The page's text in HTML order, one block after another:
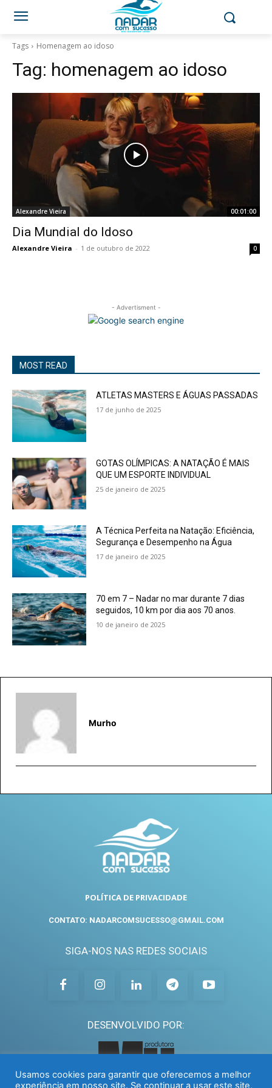
Tags Homenagem ao idoso
Tag: homenagem ao idoso
Alexandre Vieira 00:01:00
Dia Mundial do Idoso
Alexandre Vieira - 1 de outubro de 2022 0
- Advertisment -
MOST READ
ATLETAS MASTERS E ÁGUAS PASSADAS
17 de junho de 2025
GOTAS OLÍMPICAS: A NATAÇÃO É MAIS
QUE UM ESPORTE INDIVIDUAL
25 de janeiro de 2025
A Técnica Perfeita na Natação: Eficiência,
Segurança e Desempenho na Água
17 de janeiro de 2025
70 em 7 – Nadar no mar durante 7 dias
seguidos, 10 km por dia aos 70 anos.
10 de janeiro de 2025
Murho
POLÍTICA DE PRIVACIDADE
CONTATO: NADARCOMSUCESSO@GMAIL.COM
SIGA-NOS NAS REDES SOCIAIS
DESENVOLVIDO POR:
Usamos cookies para garantir que oferecemos a melhor
experiência em nosso site. Se continuar a usar este site,